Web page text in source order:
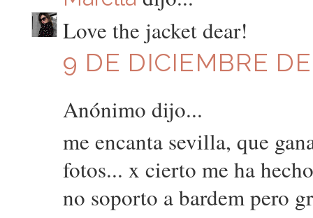
Love the jacket dear!
9 DE DICIEMBRE
Anónimo dijo...
me encanta sevilla, que
fotos... x cierto me ha
no soporto a bardem pero